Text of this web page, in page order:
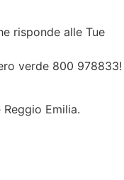
risponde alle Tue
verde 800 978833!
Emilia.